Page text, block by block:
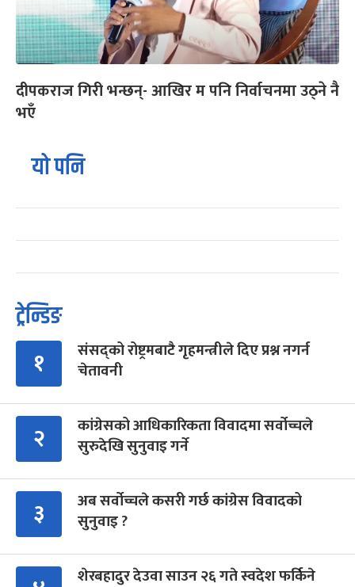
दीपकराज गिरी भन्छन्- आखिर म पनि निर्वाचनमा उठ्ने नै
भएँ
यो पनि
ट्रेन्डिङ
१
संसद्को रोष्ट्रमबाटै गृहमन्त्रीले दिए प्रश्न नगर्न
चेतावनी
२
कांग्रेसको आधिकारिकता विवादमा सर्वोच्चले
सुरुदेखि सुनुवाइ गर्ने
३
अब सर्वोच्चले कसरी गर्छ कांग्रेस विवादको
सुनुवाइ ?
शेरबहादुर देउवा साउन २६ गते स्वदेश फर्किने